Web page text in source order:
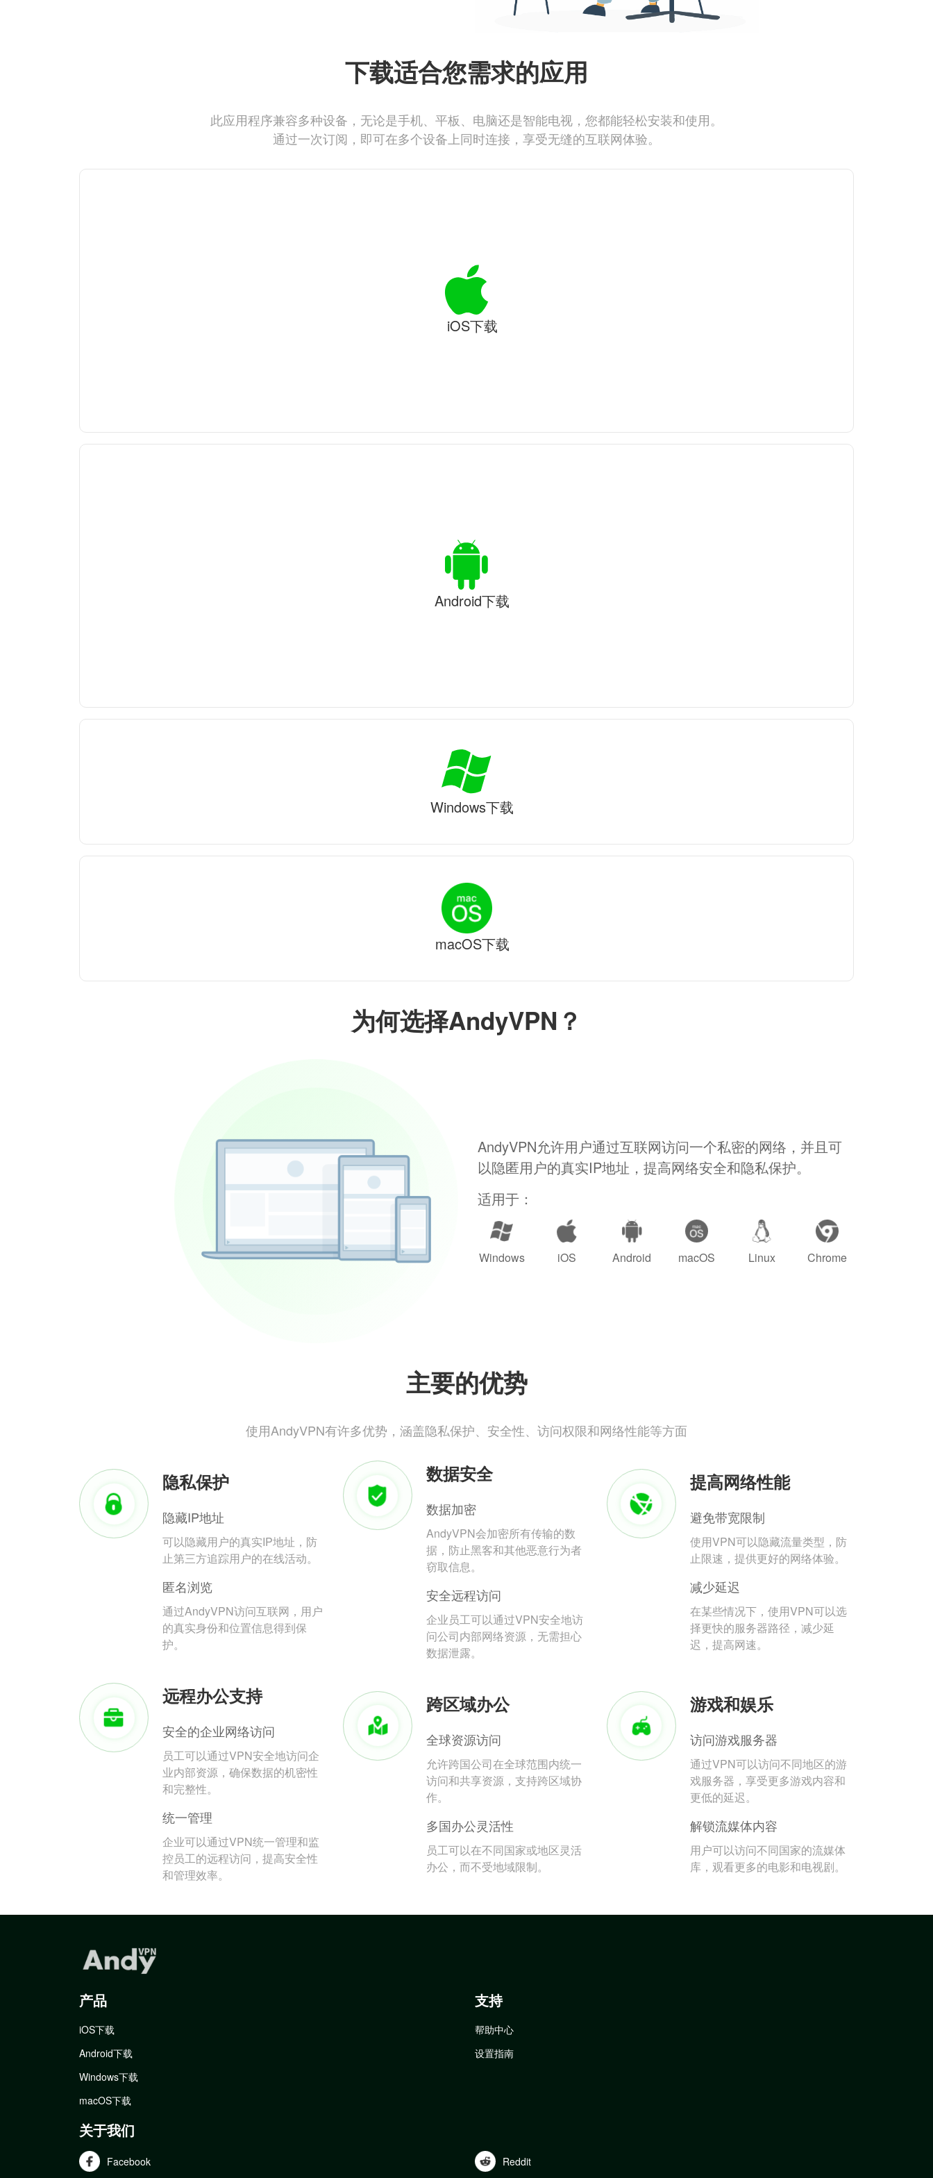
为何选择AndyVPN？
AndyVPN允许用户通过互联网访问一个私密的网络，并且可
以隐匿用户的真实IP地址，提高网络安全和隐私保护。
适用于：
Windows iOS Android macOS Linux Chrome
主要的优势
使用AndyVPN有许多优势，涵盖隐私保护、安全性、访问权限和网络性能等方面
隐私保护
隐藏IP地址
可以隐藏用户的真实IP地址，防
止第三方追踪用户的在线活动。
匿名浏览
通过AndyVPN访问互联网，用户
的真实身份和位置信息得到保
护。
数据安全
数据加密
AndyVPN会加密所有传输的数
据，防止黑客和其他恶意行为者
窃取信息。
安全远程访问
企业员工可以通过VPN安全地访
问公司内部网络资源，无需担心
数据泄露。
提高网络性能
避免带宽限制
使用VPN可以隐藏流量类型，防
止限速，提供更好的网络体验。
减少延迟
在某些情况下，使用VPN可以选
择更快的服务器路径，减少延
迟，提高网速。
远程办公支持
安全的企业网络访问
员工可以通过VPN安全地访问企
业内部资源，确保数据的机密性
和完整性。
统一管理
企业可以通过VPN统一管理和监
控员工的远程访问，提高安全性
和管理效率。
跨区域办公
全球资源访问
允许跨国公司在全球范围内统一
访问和共享资源，支持跨区域协
作。
多国办公灵活性
员工可以在不同国家或地区灵活
办公，而不受地域限制。
游戏和娱乐
访问游戏服务器
通过VPN可以访问不同地区的游
戏服务器，享受更多游戏内容和
更低的延迟。
解锁流媒体内容
用户可以访问不同国家的流媒体
库，观看更多的电影和电视剧。
下载适合您需求的应用
此应用程序兼容多种设备，无论是手机、平板、电脑还是智能电视，您都能轻松安装和使用。
通过一次订阅，即可在多个设备上同时连接，享受无缝的互联网体验。
iOS下载
Android下载
Windows下载
macOS下载
产品
iOS下载
Android下载
Windows下载
macOS下载
支持
帮助中心
设置指南
关于我们
Facebook Reddit